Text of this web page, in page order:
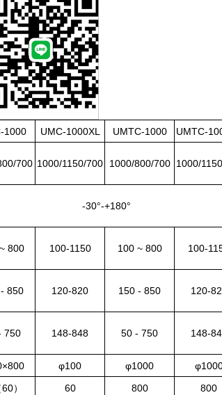
1000 UMC-1000XL UMTC-1000 UMTC-
700 1000/1150/700 1000/800/700 1000/
-30°-+180°
800 100-1150 100 ~ 800 100-
850 120-820 150 - 850 120-
750 148-848 50 - 750 148-
φ100 φ1000
） 60 800
800